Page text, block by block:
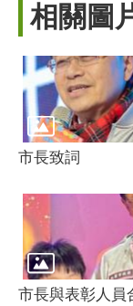
相關圖
市長致詞
市長與表彰人員